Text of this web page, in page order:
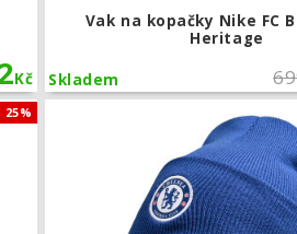
Kč
Vak na kopačky Nike FC
Heritage
Skladem
25% Hráčské rukavice Nike Chelsea FC